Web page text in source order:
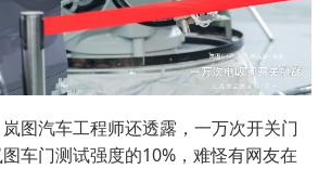
汽车工程师还透露，一万次开关门
车门测试强度的10%，难怪有网友在